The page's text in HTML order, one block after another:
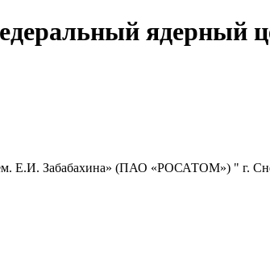
Е.И. Забабахина» (ПАО «РОСАТОМ») " г.